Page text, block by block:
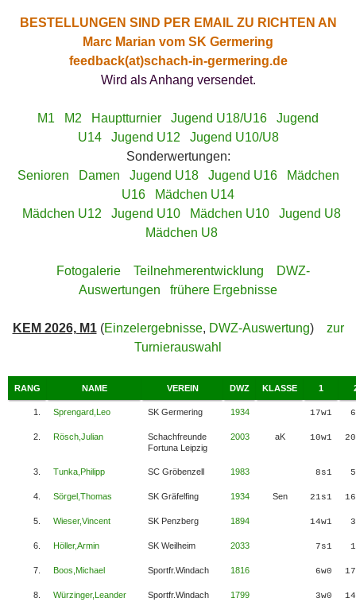
BESTELLUNGEN SIND PER EMAIL ZU RICHTEN AN
Marc Marian vom SK Germering
feedback(at)schach-in-germering.de
Wird als Anhang versendet.
M1 M2 Hauptturnier Jugend U18/U16
Jugend
U14
Jugend U12
Jugend U10/U8
Sonderwertungen:
Senioren
Damen Jugend U18 Jugend U16
Mädchen
U16
Mädchen U14
Mädchen U12
Jugend U10 Mädchen U10
Jugend U8
Mädchen U8
Fotogalerie Teilnehmerentwicklung
DWZ-
Auswertungen
frühere Ergebnisse
KEM 2026, M1(Einzelergebnisse, DWZ-Auswertung)
zur
Turnierauswahl
RANG NAME VEREIN DWZ KLASSE 1
1. Sprengard,Leo SK Germering 1934 17w1
2. Rösch,Julian
Schachfreunde
Fortuna Leipzig
2003 aK 10w1
3. Tunka,Philipp SC Gröbenzell 1983 8s1
4. Sörgel,Thomas SK Gräfelfing 1934 Sen 21s1
5. Wieser,Vincent SK Penzberg 1894 14w1
6. Höller,Armin SK Weilheim 2033 7s1
7. Boos,Michael Sportfr.Windach 1816 6w0
8. Würzinger,Leander Sportfr.Windach 1799 3w0